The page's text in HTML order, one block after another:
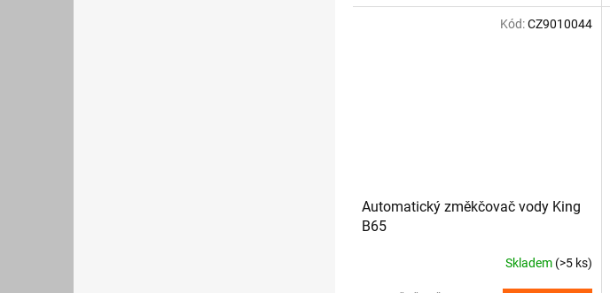
Automatický změkčovač vody King
B65
Skladem (>5 ks)
Kód:CZ9010044